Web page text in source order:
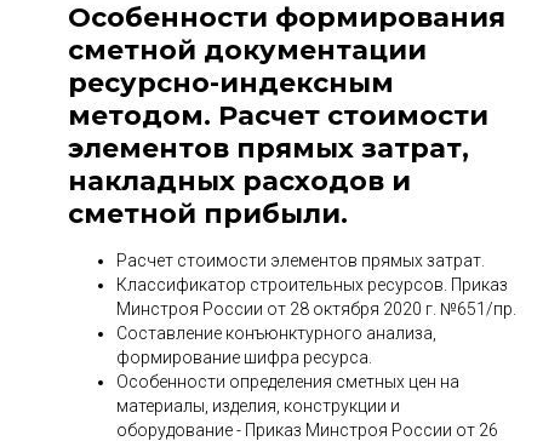
Особенности формирования
сметной документации
ресурсно-индексным
методом. Расчет стоимости
элементов прямых затрат,
накладных расходов и
сметной прибыли.
Расчет стоимости элементов прямых затрат.
Классификатор строительных ресурсов. Приказ
Минстроя России от 28 октября 2020 г. №651/пр.
Составление конъюнктурного анализа,
формирование шифра ресурса.
Особенности определения сметных цен на
материалы, изделия, конструкции и
оборудование - Приказ Минстроя России от 26